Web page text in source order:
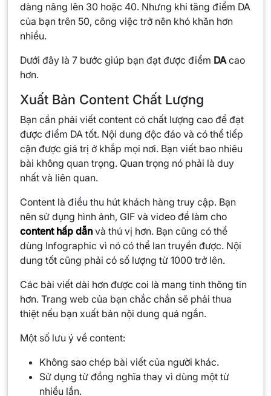
dàng nâng lên 30 hoặc 40. Nhưng khi tăng điểm DA
của bạn trên 50, công việc trở nên khó khăn hơn
nhiều.
Dưới đây là 7 bước giúp bạn đạt được điểm DAcao
hơn.
Xuất Bản Content Chất Lượng
Bạn cần phải viết content có chất lượng cao để đạt
được điểm DA tốt. Nội dung độc đáo và có thể tiếp
cận được giá trị ở khắp mọi nơi. Bạn viết bao nhiêu
bài không quan trọng. Quan trọng nó phải là duy
nhất và liên quan.
Content là điều thu hút khách hàng truy cập. Bạn
nên sử dụng hình ảnh, GIF và video để làm cho
content hấp dẫn và thú vị hơn. Bạn cũng có thể
dùng Infographic vì nó có thể lan truyền được. Nội
dung tốt cũng phải có số lượng từ 1000 trở lên.
Các bài viết dài hơn được coi là mang tính thông tin
hơn. Trang web của bạn chắc chắn sẽ phải thua
thiệt nếu bạn xuất bản nội dung quá ngắn.
Một số lưu ý về content:
Không sao chép bài viết của người khác.
Sử dụng từ đồng nghĩa thay vì dùng một từ
nhiều lần.